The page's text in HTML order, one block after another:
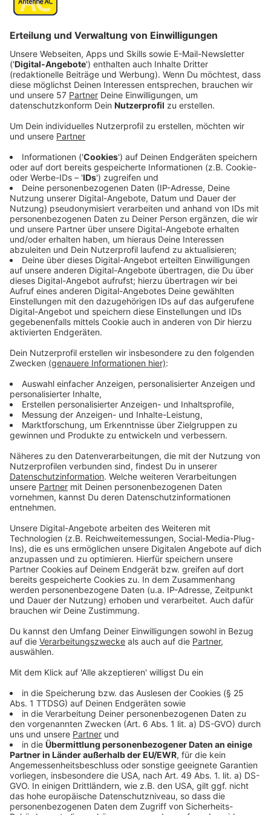
Veröffentlicht:
Oliver ist nach einem Karrieretief wieder als Regisseur
tätig. Doch die Premiere seines Broadwaystücks wird
bricht plötzlich zusammen. Während das Blut aus
Publikums. Sein Tod entpuppt sich schnell als Mord.
Blöderweise war Ben vorher in einen Streit mit Charles
verwickelt und der wird so schnell zu einem
Verdächtigen…
Streaming-Dienst: Apple TV+
Anzeige
Wir benötigen Ihre
Zustimmung, um den YouTube
Wir verwenden einen Service eines
Drittanbieters, um Videoinhalte
einzubetten. Dieser Service kann
Daten zu Ihren Aktivitäten
sammeln. Bitte lesen Sie die
Details durch und stimmen Sie der
Nutzung des Service zu, um dieses
Video anzusehen.
Mehr Informationen
powered byUsercentrics Consent
Management Platform
Kann Charles die Vorwürfe gegen ihn entkräften? Und
nicht der Täter ist?
Anzeige
©Copyright: Apple TV+
Stück.
© Copyright: Apple TV+
Die drei Podcaster ermitteln sogar auf der Bühne.
Anzeige